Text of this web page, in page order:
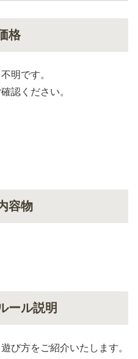
格
明です。
認ください。
容物
ール説明
び方をご紹介いたします。